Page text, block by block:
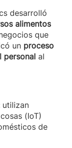
desarrolló
alimentos
que
un proceso
personal al
utilizan
(IoT)
de